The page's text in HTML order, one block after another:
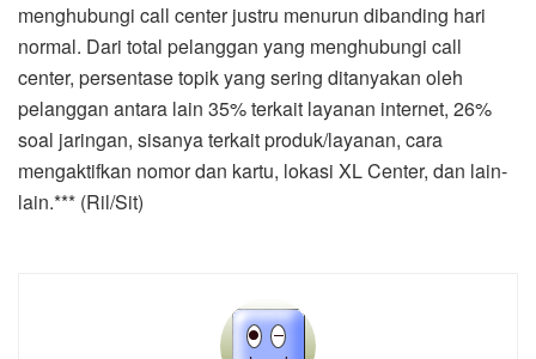
menghubungi call center justru menurun dibanding hari
normal. Dari total pelanggan yang menghubungi call
center, persentase topik yang sering ditanyakan oleh
pelanggan antara lain 35% terkait layanan internet, 26%
soal jaringan, sisanya terkait produk/layanan, cara
mengaktifkan nomor dan kartu, lokasi XL Center, dan lain-
lain.*** (Ril/Sit)